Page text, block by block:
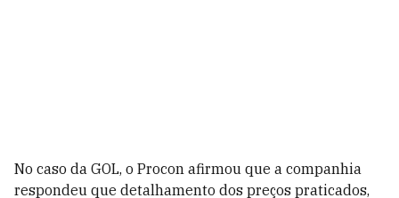
No caso da GOL, o Procon afirmou que a companhia
respondeu que detalhamento dos preços praticados,